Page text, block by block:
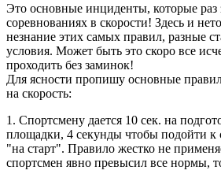
Это основные инциденты, которые раз
соревнованиях в скорости! Здесь и
незнание этих самых правил, разные
условия. Может быть это скоро все
проходить без заминок!
Для ясности пропишу основные
на скорость:
1. Спортсмену дается 10 сек. на
площадки, 4 секунды чтобы подойти к
"на старт". Правило жестко не
спортсмен явно превысил все нормы,